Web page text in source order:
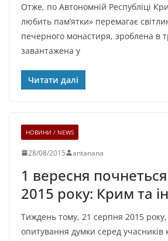
Отже, по Автономній Республіці
любить пам’ятки» перемагає
печерного монастиря, зроблена в
завантажена у
Читати далі
НОВИНИ / NEWS
28/08/2015 antanana
1 вересня
2015 року: Крим та
Тиждень тому, 21 серпня 2015
опитування думки серед учасників